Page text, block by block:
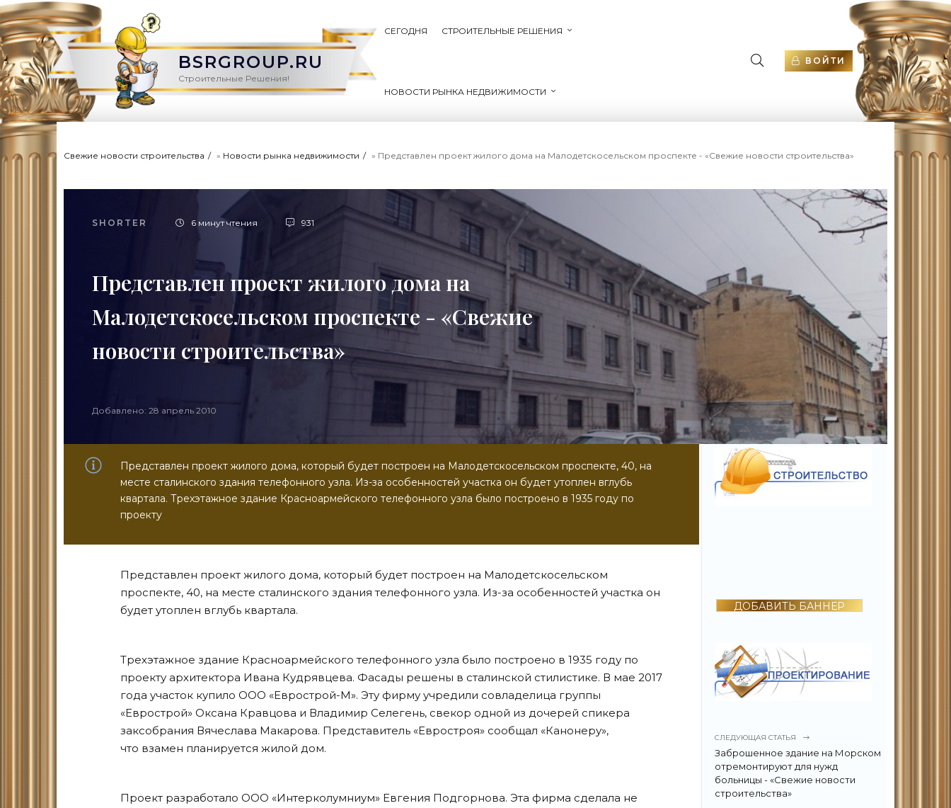
BSRGROUP.RU
Строительные Решения!
СЕГОДНЯ СТРОИТЕЛЬНЫЕ РЕШЕНИЯ
НОВОСТИ РЫНКА НЕДВИЖИМОСТИ
ВОЙТИ
Свежие новости строительства » Новости рынка недвижимости » Представлен проект жилого дома на Малодетскосельском проспекте - «Свежие новости строительства»
SHORTER 6 минут чтения 931
Представлен проект жилого дома на
Малодетскосельском проспекте - «Свежие
новости строительства»
Добавлено: 28 апрель 2010
Представлен проект жилого дома, который будет построен на Малодетскосельском проспекте, 40, на
месте сталинского здания телефонного узла. Из-за особенностей участка он будет утоплен вглубь
квартала. Трехэтажное здание Красноармейского телефонного узла было построено в 1935 году по
проекту
Представлен проект жилого дома, который будет построен на Малодетскосельском
проспекте, 40, на месте сталинского здания телефонного узла. Из-за особенностей участка он
будет утоплен вглубь квартала.
Трехэтажное здание Красноармейского телефонного узла было построено в 1935 году по
проекту архитектора Ивана Кудрявцева. Фасады решены в сталинской стилистике. В мае 2017
года участок купило ООО «Еврострой-М». Эту фирму учредили совладелица группы
«Еврострой» Оксана Кравцова и Владимир Селегень, свекор одной из дочерей спикера
заксобрания Вячеслава Макарова. Представитель «Евростроя» сообщал «Канонеру»,
что взамен планируется жилой дом.
Проект разработало ООО «Интерколумниум» Евгения Подгорнова. Эта фирма сделала не
ДОБАВИТЬ БАННЕР
СЛЕДУЮЩАЯ СТАТЬЯ
Заброшенное здание на Морском
отремонтируют для нужд
больницы - «Свежие новости
строительства»